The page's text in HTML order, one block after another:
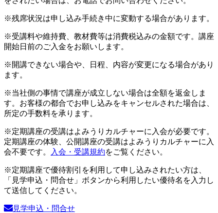
※残席状況は申し込み手続き中に変動する場合があります。
※受講料や維持費、教材費等は消費税込みの金額です。講座
開始日前のご入金をお願いします。
※開講できない場合や、日程、内容が変更になる場合があり
ます。
※当社側の事情で講座が成立しない場合は全額を返金しま
す。お客様の都合でお申し込みをキャンセルされた場合は、
所定の手数料を承ります。
※定期講座の受講はよみうりカルチャーに入会が必要です。
定期講座の体験、公開講座の受講はよみうりカルチャーに入
会不要です。
入会・受講規約をご覧ください。
※定期講座で優待割引を利用して申し込みされたい方は、
「見学申込・問合せ」ボタンから利用したい優待名を入力し
て送信してください。
見学申込・問合せ